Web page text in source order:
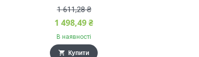
1 611,28 ₴
1 498,49 ₴
В наявності
Купити